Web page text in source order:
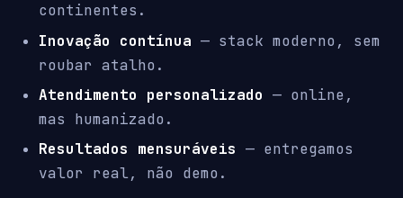
continentes.
Inovação contínua — stack moderno, sem
roubar atalho.
Atendimento personalizado — online,
mas humanizado.
Resultados mensuráveis — entregamos
valor real, não demo.